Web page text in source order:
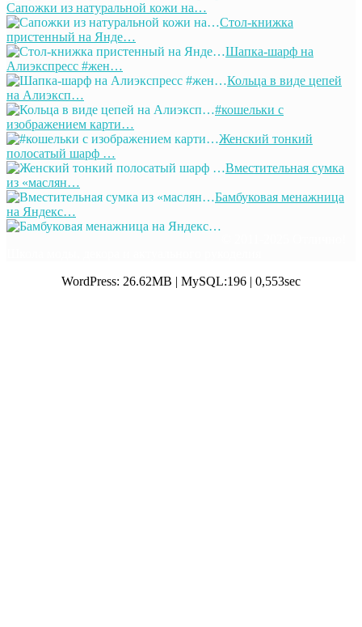
Сапожки из натуральной кожи на…
Стол-книжка
пристенный на Янде…
Шапка-шарф на
Алиэкспресс #жен…
Кольца в виде цепей
на Алиэксп…
#кошельки с
изображением карти…
Женский тонкий
полосатый шарф …
Вместительная сумка
из «маслян…
Бамбуковая менажница
на Яндекс…
WordPress: 26.62MB | MySQL:196 | 0,553sec